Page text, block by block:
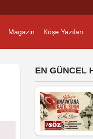
Magazin Köşe Yazıları
EN GÜNCEL